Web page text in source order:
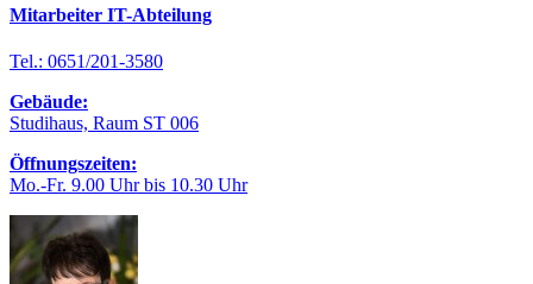
Mitarbeiter IT-Abteilung
Tel.: 0651/201-3580
Gebäude:
Studihaus, Raum ST 006
Öffnungszeiten:
Mo.-Fr. 9.00 Uhr bis 10.30 Uhr